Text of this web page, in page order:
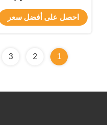
وبيئة
احصل على أفضل سعر
1
2
3